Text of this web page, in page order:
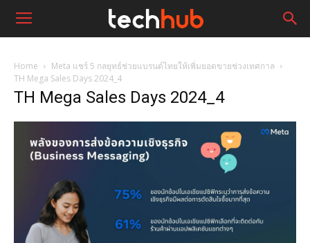
Home
Meta แชร์ 5 กลยุทธ์ช่วยแบรนด์ไทยให้เพิ่มยอดขายช่วงเทศกาล
TH Mega Sales Days 2024_4
TH Mega Sales Days 2024_4